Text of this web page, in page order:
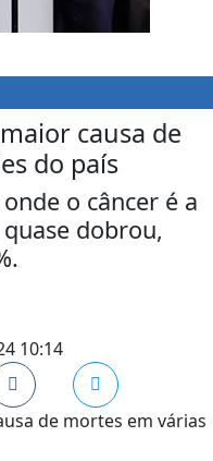
causa de
do país
o câncer é a
dobrou,
10:14